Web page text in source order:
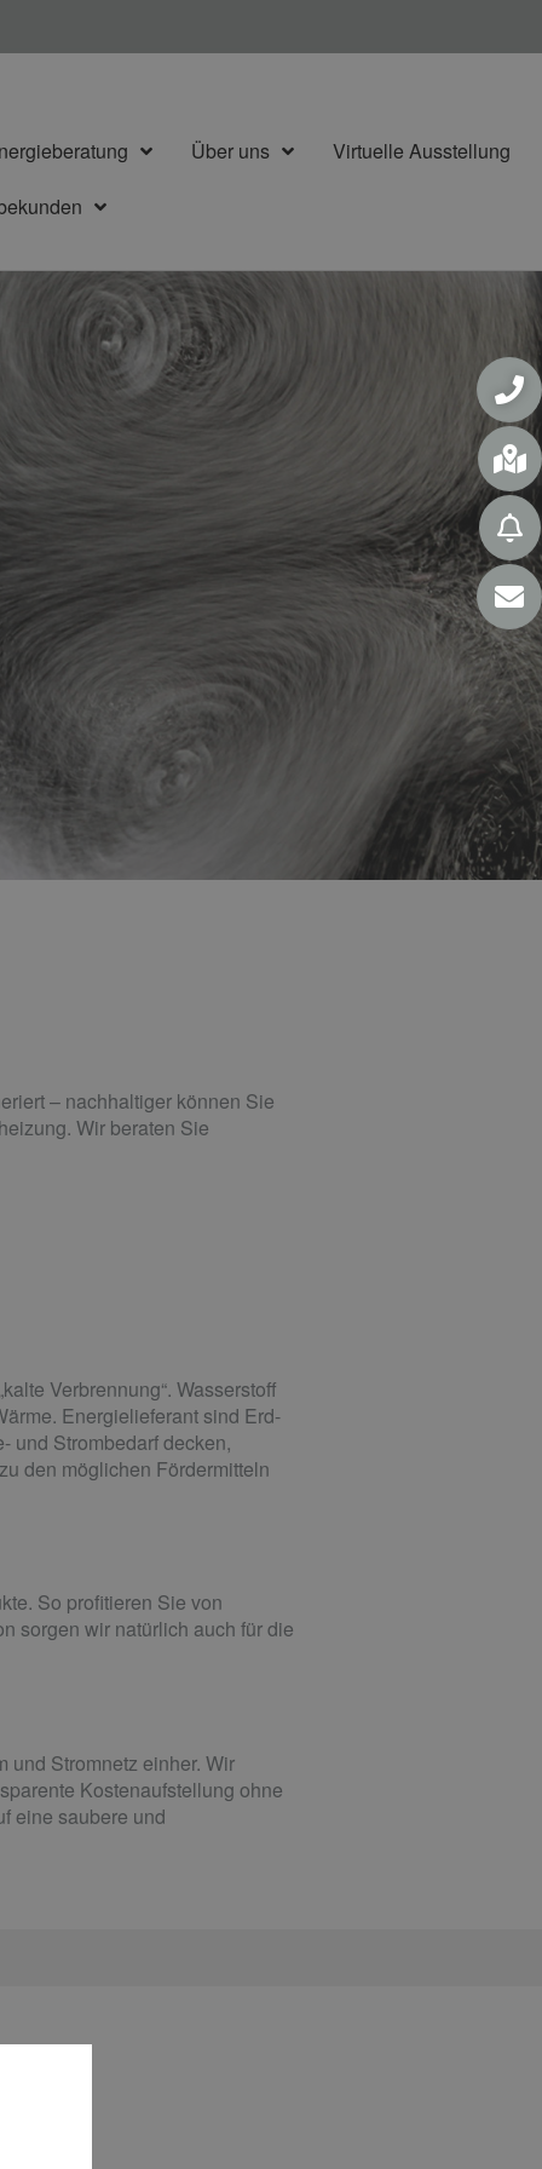
Über uns
Virtuelle Ausstellung
– nachhaltiger können Sie
Wir beraten Sie
Verbrennung“. Wasserstoff
Energielieferant sind Erd-
und Strombedarf decken,
den möglichen Fördermitteln
So profitieren Sie von
sorgen wir natürlich auch für die
und Stromnetz einher. Wir
Kostenaufstellung ohne
eine saubere und